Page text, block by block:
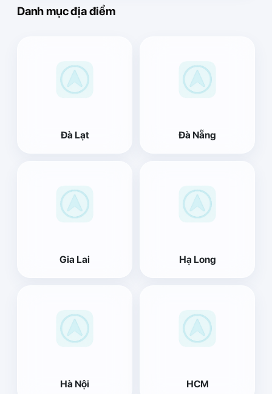
Danh mục địa điểm
Đà Lạt Đà Nẵng
Gia Lai Hạ Long
Hà Nội HCM